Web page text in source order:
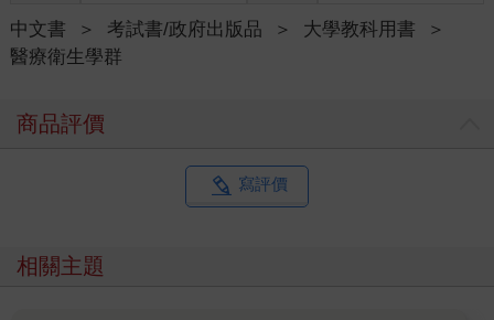
中文書 ＞ 考試書/政府出版品 ＞ 大學教科用書
＞
醫療衛生學群
商品評價
寫評價
相關主題